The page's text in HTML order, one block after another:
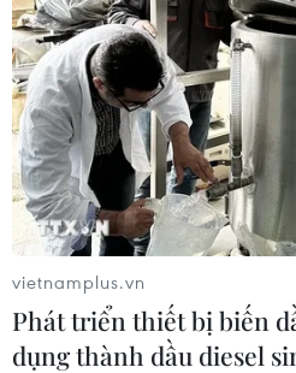
vietnamplus.vn
Phát triển thiết bị biến
dụng thành dầu diesel